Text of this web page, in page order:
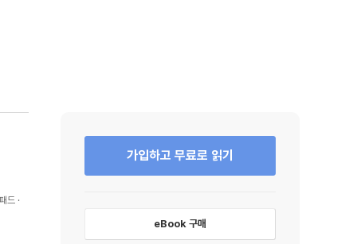
드
가입하고 무료로 읽기
eBook 구매